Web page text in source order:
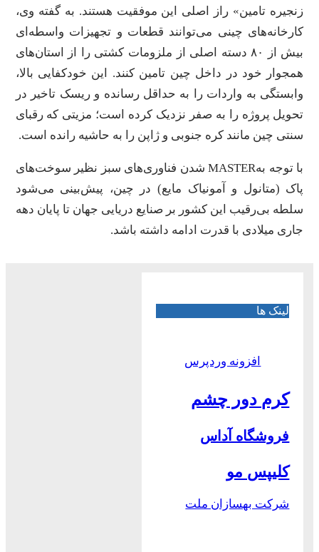
زنجیره تامین» راز اصلی این موفقیت هستند. به گفته وی،
کارخانه‌های چینی می‌توانند قطعات و تجهیزات واسطه‌ای
بیش از ۸۰ دسته اصلی از ملزومات کشتی را از استان‌های
همجوار خود در داخل چین تامین کنند. این خودکفایی بالا،
وابستگی به واردات را به حداقل رسانده و ریسک تاخیر در
تحویل پروژه را به صفر نزدیک کرده است؛ مزیتی که رقبای
سنتی چین مانند کره جنوبی و ژاپن را به حاشیه رانده است.
با توجه بهMASTER شدن فناوری‌های سبز نظیر سوخت‌های
پاک (متانول و آمونیاک مایع) در چین، پیش‌بینی می‌شود
سلطه بی‌رقیب این کشور بر صنایع دریایی جهان تا پایان دهه
جاری میلادی با قدرت ادامه داشته باشد.
لینک ها
افزونه وردپرس
کرم دور چشم
فروشگاه آداس
کلیپس مو
شرکت بهسازان ملت